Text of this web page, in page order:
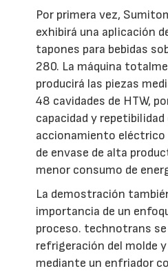
Por primera vez,
exhibirá una aplicación
tapones para bebidas
280. La máquina
producirá las piezas
48 cavidades de HTW,
capacidad y
accionamiento eléctrico
de envase de alta
menor consumo de
La demostración
importancia de un
proceso. technotrans se
refrigeración del molde
mediante un enfriador